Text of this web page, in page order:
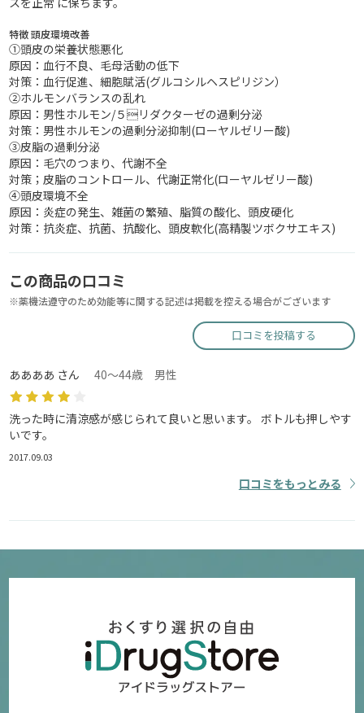
特徴 頭皮環境改善
①頭皮の栄養状態悪化
原因：血行不良、毛母活動の低下
対策：血行促進、細胞賦活(グルコシルヘスピリジン）
②ホルモンバランスの乱れ
原因：男性ホルモン/５リダクターゼの過剰分泌
対策：男性ホルモンの過剰分泌抑制(ローヤルゼリー酸)
③皮脂の過剰分泌
原因：毛穴のつまり、代謝不全
対策；皮脂のコントロール、代謝正常化(ローヤルゼリー酸)
④頭皮環境不全
原因：炎症の発生、雑菌の繁殖、脂質の酸化、頭皮硬化
対策：抗炎症、抗菌、抗酸化、頭皮軟化(高精製ツボクサエキス)
この商品の口コミ
※薬機法遵守のため効能等に関する記述は掲載を控える場合がございます
口コミを投稿する
ああああ さん 40～44歳 男性
洗った時に清涼感が感じられて良いと思います。 ボトルも押しやす
いです。
2017.09.03
口コミをもっとみる